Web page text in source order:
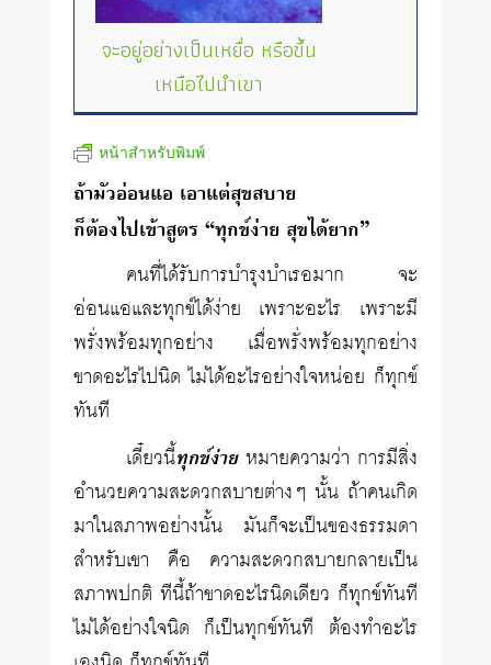
จะอยู่อย่างเป็นเหยื่อ หรือขึ้น
เหนือไปนำเขา
หน้าสำหรับพิมพ์
ถ้ามัวอ่อนแอ เอาแต่สุขสบาย
ก็ต้องไปเข้าสูตร “ทุกข์ง่าย สุขได้ยาก”
คนที่ได้รับการบำรุงบำเรอมาก จะ
อ่อนแอและทุกข์ได้ง่าย เพราะอะไร เพราะมี
พรั่งพร้อมทุกอย่าง เมื่อพรั่งพร้อมทุกอย่าง
ขาดอะไรไปนิด ไม่ได้อะไรอย่างใจหน่อย ก็ทุกข์
ทันที
เดี๋ยวนี้ทุกข์ง่ายหมายความว่า การมีสิ่ง
อำนวยความสะดวกสบายต่างๆ นั้น ถ้าคนเกิด
มาในสภาพอย่างนั้น มันก็จะเป็นของธรรมดา
สำหรับเขา คือ ความสะดวกสบายกลายเป็น
สภาพปกติ ทีนี้ถ้าขาดอะไรนิดเดียว ก็ทุกข์ทันที
ไม่ได้อย่างใจนิด ก็เป็นทุกข์ทันที ต้องทำอะไร